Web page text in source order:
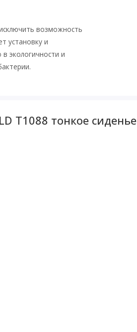
возможность
установку и
экологичности и
T1088 тонкое